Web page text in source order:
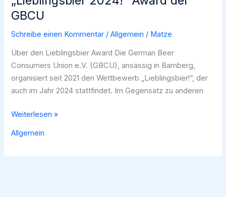
GBCU
Schreibe einen Kommentar /Allgemein / Matze
Über den Lieblingsbier Award Die German Beer
Consumers Union e.V. (GBCU), ansässig in Bamberg,
organisiert seit 2021 den Wettbewerb „Lieblingsbier!“, der
auch im Jahr 2024 stattfindet. Im Gegensatz zu anderen
„Lieblingsbier
Award
Weiterlesen »
Allgemein